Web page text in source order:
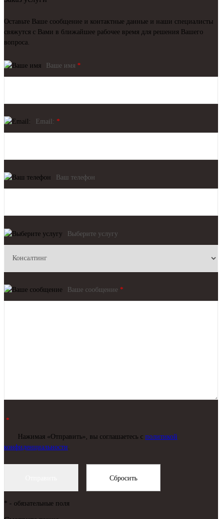
Оставьте Ваше сообщение и контактные данные и наши специалисты
свяжутся с Вами в ближайшее рабочее время для решения Вашего
вопроса.
Ваше имя *
Email: *
Ваш телефон
Выберите услугу
Ваше сообщение *
*
Нажимая «Отправить», вы соглашаетесь c политикой
конфиденциальности.
* - обязательные поля